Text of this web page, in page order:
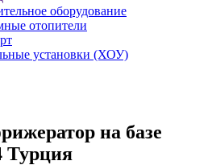
оборудование
отопители
установки (ХОУ)
на базе
Турция